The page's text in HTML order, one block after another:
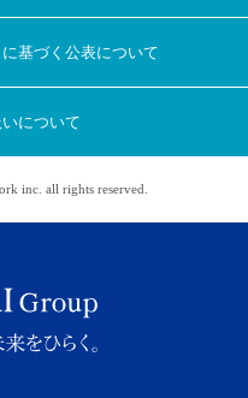
みませんか
配信中！
基づく公表について
について
inc. all rights reserved.